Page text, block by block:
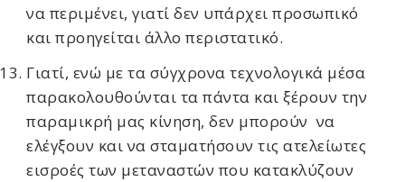
να περιμένει, γιατί δεν υπάρχει προσωπικό
και προηγείται άλλο περιστατικό.
Γιατί, ενώ με τα σύγχρονα τεχνολογικά μέσα
παρακολουθούνται τα πάντα και ξέρουν την
παραμικρή μας κίνηση, δεν μπορούν να
ελέγξουν και να σταματήσουν τις ατελείωτες
εισροές των μεταναστών που κατακλύζουν